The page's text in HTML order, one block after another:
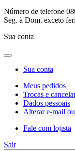
Número de telefone
Seg. à Dom. exceto
Sua conta
Sua conta
Meus pedidos
Trocas e
Dados pessoais
Alterar e-mail
Fale com lojista
Sair